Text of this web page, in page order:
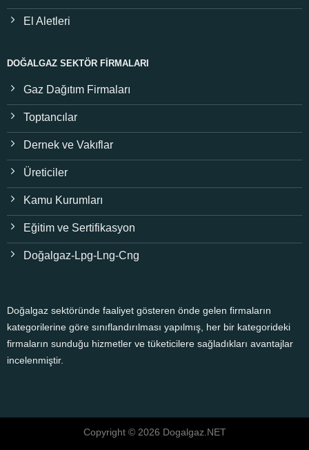
El Aletleri
DOĞALGAZ SEKTÖR FIRMALARI
Gaz Dağıtım Firmaları
Toptancılar
Dernek ve Vakıflar
Üreticiler
Kamu Kurumları
Eğitim ve Sertifikasyon
Doğalgaz-Lpg-Lng-Cng
Doğalgaz sektöründe faaliyet gösteren önde gelen firmaların
kategorilerine göre sınıflandırılması yapılmış, her bir kategorideki
firmaların sunduğu hizmetler ve tüketicilere sağladıkları avantajlar
incelenmiştir.
Copyright © 2026 Dogalgaz.NET